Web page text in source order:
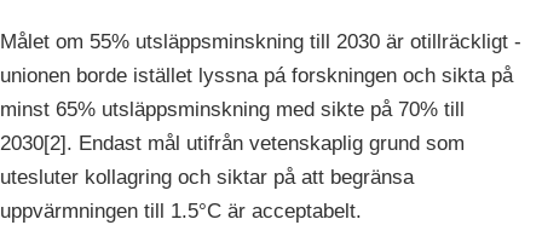
Målet om 55% utsläppsminskning till 2030 är otillräckligt -
unionen borde istället lyssna pá forskningen och sikta på
minst 65% utsläppsminskning med sikte på 70% till
2030[2]. Endast mål utifrån vetenskaplig grund som
utesluter kollagring och siktar på att begränsa
uppvärmningen till 1.5°C är acceptabelt.